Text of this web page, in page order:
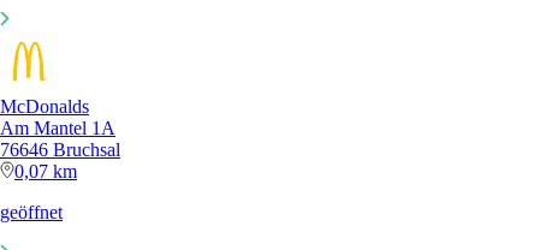
McDonalds
Am Mantel 1A
76646 Bruchsal
0,07 km
geöffnet